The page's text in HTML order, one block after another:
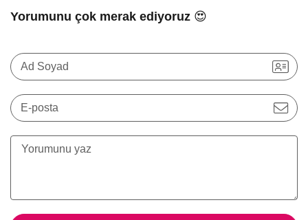
Yorumunu çok merak ediyoruz 😍
Ad Soyad
E-posta